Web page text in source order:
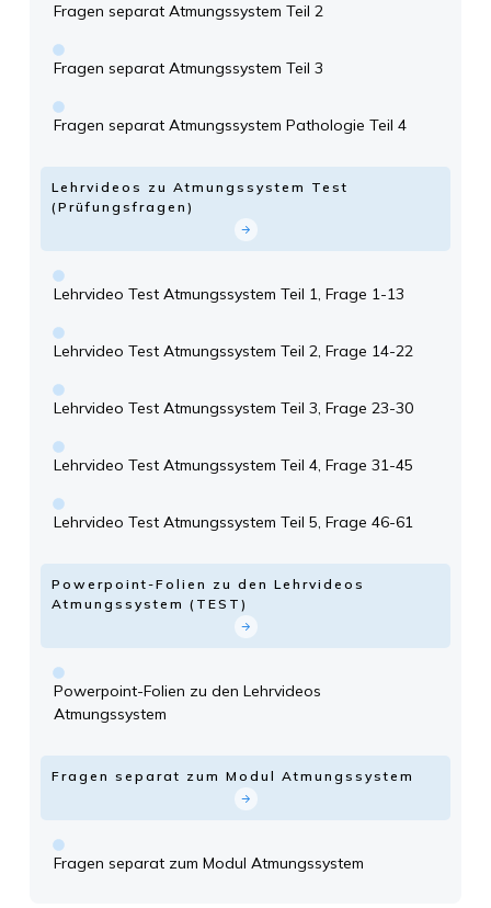
Fragen separat Atmungssystem Teil 2
Fragen separat Atmungssystem Teil 3
Fragen separat Atmungssystem Pathologie Teil 4
Lehrvideos zu Atmungssystem Test
(Prüfungsfragen)
Lehrvideo Test Atmungssystem Teil 1, Frage 1-13
Lehrvideo Test Atmungssystem Teil 2, Frage 14-22
Lehrvideo Test Atmungssystem Teil 3, Frage 23-30
Lehrvideo Test Atmungssystem Teil 4, Frage 31-45
Lehrvideo Test Atmungssystem Teil 5, Frage 46-61
Powerpoint-Folien zu den Lehrvideos
Atmungssystem (TEST)
Powerpoint-Folien zu den Lehrvideos
Atmungssystem
Fragen separat zum Modul Atmungssystem
Fragen separat zum Modul Atmungssystem